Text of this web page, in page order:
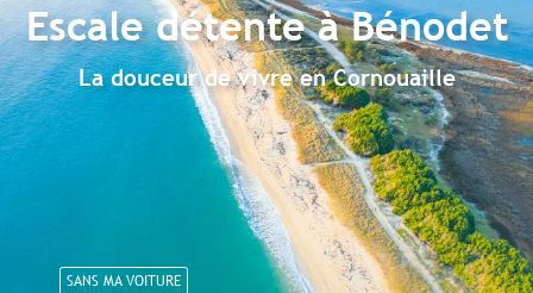
Escale détente à Bénodet
La douceur de vivre en Cornouaille
SANS MA VOITURE